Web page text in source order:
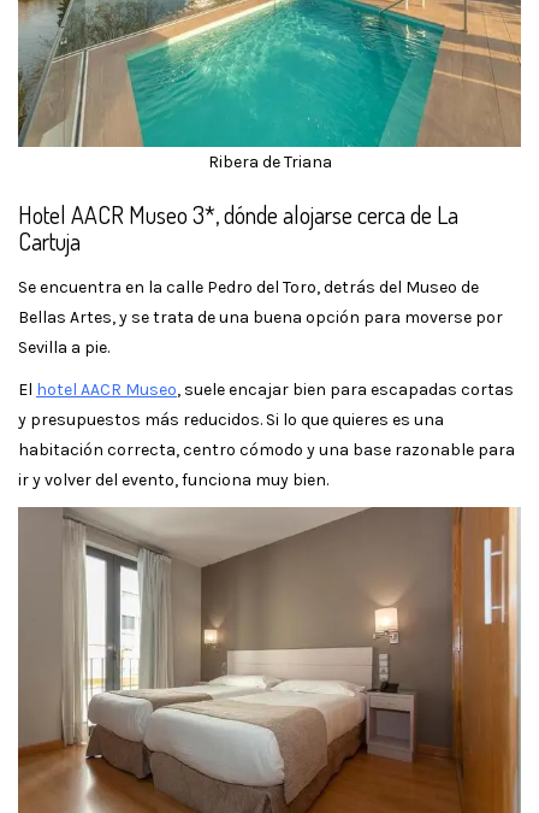
Ribera de Triana
Hotel AACR Museo 3*, dónde alojarse cerca de La
Cartuja
Se encuentra en la calle Pedro del Toro, detrás del Museo de
Bellas Artes, y se trata de una buena opción para moverse por
Sevilla a pie.
El hotel AACR Museo, suele encajar bien para escapadas cortas
y presupuestos más reducidos. Si lo que quieres es una
habitación correcta, centro cómodo y una base razonable para
ir y volver del evento, funciona muy bien.